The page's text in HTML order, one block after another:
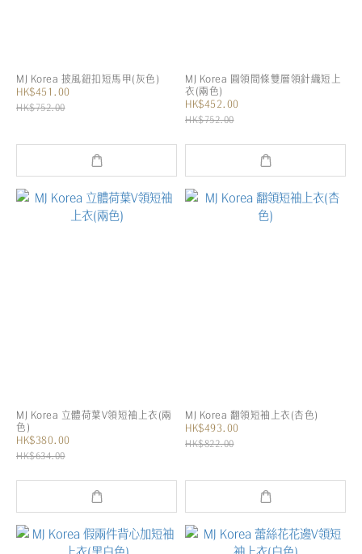
MJ Korea 披風鈕扣短馬甲(灰色)
HK$451.00
HK$752.00
MJ Korea 圓領間條雙層領針織短上
衣(兩色)
HK$452.00
HK$752.00
MJ Korea 立體荷葉V領短袖上衣(兩
色)
HK$380.00
HK$634.00
MJ Korea 翻領短袖上衣(杏色)
HK$493.00
HK$822.00